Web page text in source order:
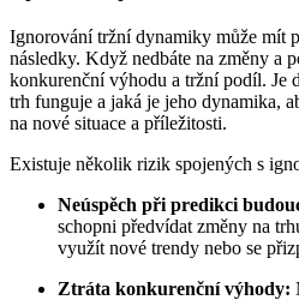
Ignorování tržní dynamiky může mít
následky. Když nedbáte na změny a
konkurenční výhodu a tržní podíl. Je
trh funguje a jaká je jeho dynamika,
na nové situace a příležitosti.
Existuje několik rizik spojených s
Neúspěch při predikci
schopni předvídat změny na
využít nové trendy nebo se
Ztráta konkurenční výhody: